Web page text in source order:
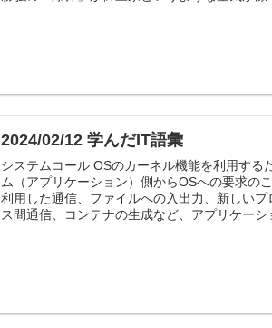
2024/02/12 学んだIT語彙
システムコール OSのカーネル機能を利用する
ム（アプリケーション）側からOSへの要求の
利用した通信、ファイルへの入出力、新しい
ス間通信、コンテナの生成など、アプリケーシ